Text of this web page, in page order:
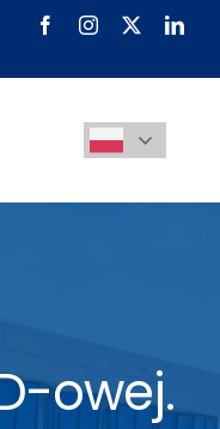
owej.